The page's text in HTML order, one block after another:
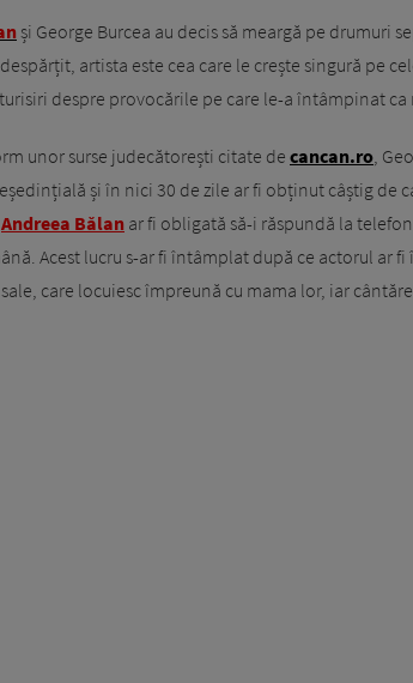
și George Burcea au decis să meargă pe drumuri
artista este cea care le crește singură pe
despre provocările pe care le-a întâmpinat ca
unor surse judecătorești citate decancan.ro,
și în nici 30 de zile ar fi obținut câștig de
Andreea Bălan ar fi obligată să-i răspundă la
Acest lucru s-ar fi întâmplat după ce actorul ar fi
care locuiesc împreună cu mama lor, iar